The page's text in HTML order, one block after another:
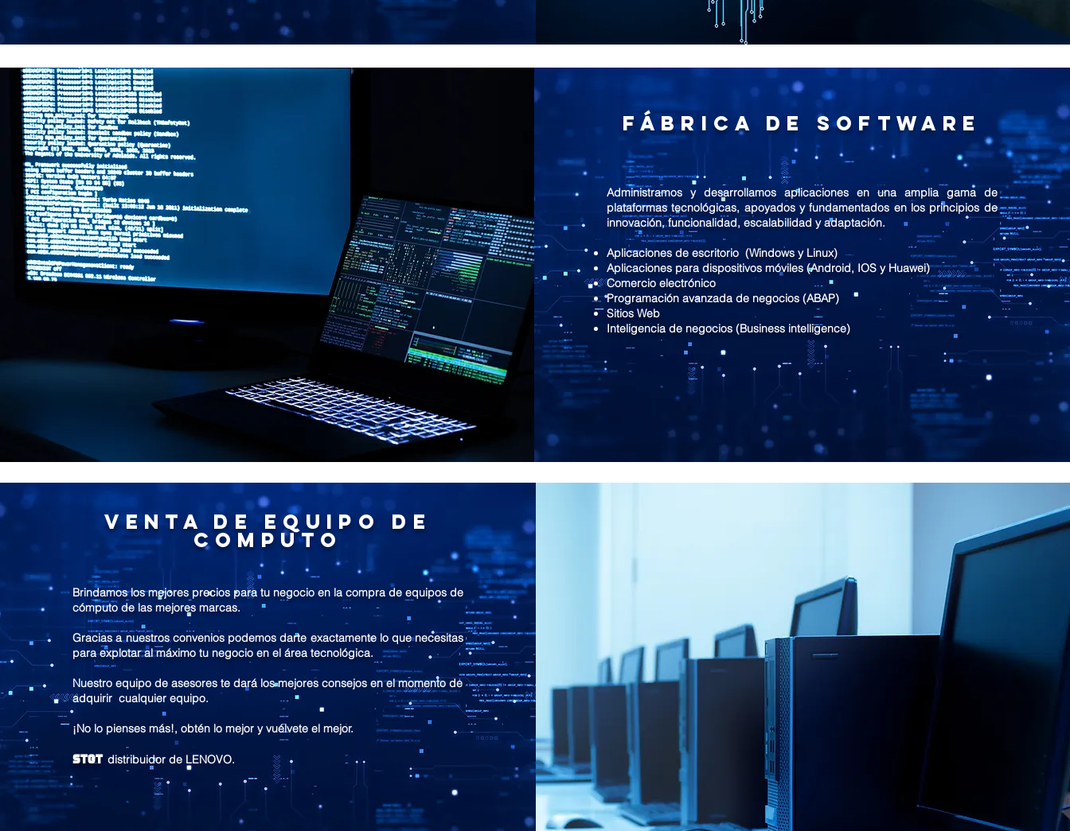
Fábrica de Software
Administramos y desarrollamos aplicaciones en una amplia gama de
plataformas tecnológicas, apoyados y fundamentados en los principios de
innovación, funcionalidad, escalabilidad y adaptación.
Aplicaciones de escritorio (Windows y Linux)
Aplicaciones para dispositivos móviles (Android, IOS y Huawei)
Comercio electrónico
Programación avanzada de negocios (ABAP)
Sitios Web
Inteligencia de negocios (Business intelligence)
Venta de equipo de
computo
Brindamos los mejores precios para tu negocio en la compra de equipos de
cómputo de las mejores marcas.
Gracias a nuestros convenios podemos darte exactamente lo que necesitas
para explotar al máximo tu negocio en el área tecnológica.
Nuestro equipo de asesores te dará los mejores consejos en el momento de
adquirir cualquier equipo.
¡No lo pienses más!, obtén lo mejor y vuélvete el mejor.
STGTdistribuidor de LENOVO.